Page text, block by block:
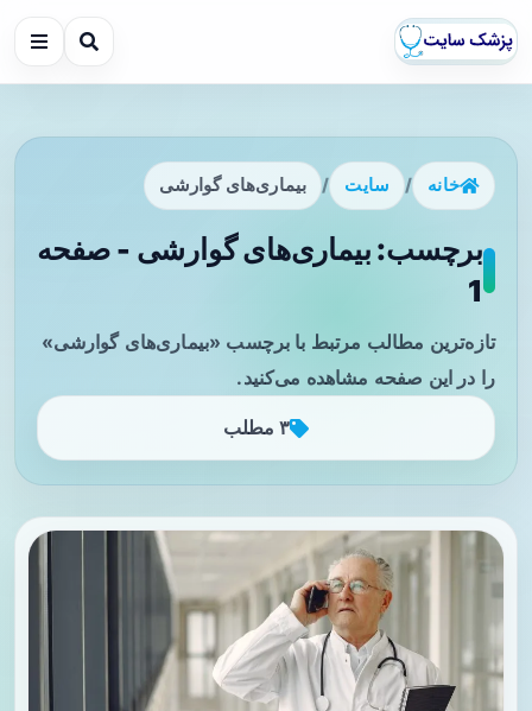
خانه / سایت / بیماری‌های گوارشی
برچسب: بیماری‌های گوارشی - صفحه
1
تازه‌ترین مطالب مرتبط با برچسب «بیماری‌های گوارشی»
را در این صفحه مشاهده می‌کنید.
۳ مطلب